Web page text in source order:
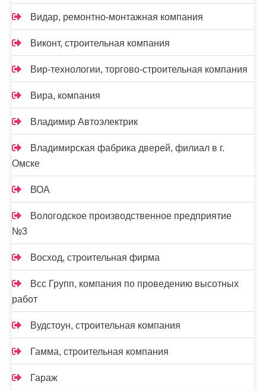
Видар, ремонтно-монтажная компания
Виконт, строительная компания
Вир-технологии, торгово-строительная компания
Вира, компания
Владимир Автоэлектрик
Владимирская фабрика дверей, филиал в г.
Омске
ВОА
Вологодское производственное предприятие
№3
Восход, строительная фирма
Всс Групп, компания по проведению высотных
работ
Вудстоун, строительная компания
Гамма, строительная компания
Гараж